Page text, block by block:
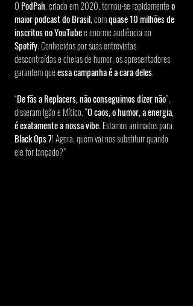
O PodPah, criado em 2020, tornou-se rapidamente o
maior podcast do Brasil, com quase 10 milhões de
inscritos no YouTube e enorme audiência no
Spotify. Conhecidos por suas entrevistas
descontraídas e cheias de humor, os apresentadores
garantem que essa campanha é a cara deles.
“De fãs a Replacers, não conseguimos dizer não”,
disseram Igão e Mítico. “O caos, o humor, a energia,
é exatamente a nossa vibe. Estamos animados para
Black Ops 7! Agora, quem vai nos substituir quando
ele for lançado?”